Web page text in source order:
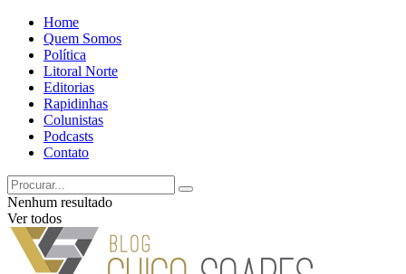
Home
Quem Somos
Política
Litoral Norte
Editorias
Rapidinhas
Colunistas
Podcasts
Contato
Nenhum resultado
Ver todos